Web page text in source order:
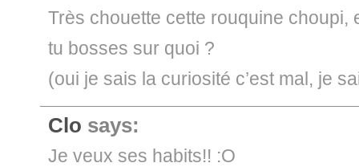
Très chouette cette rouquine choupi,
tu bosses sur quoi ?
(oui je sais la curiosité c’est mal, je
Clo says:
Je veux ses habits!! :O